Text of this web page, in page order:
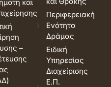
και
–
Περιφερειακή
Ενότητα
Δράμας
Ειδική
Υπηρεσίας
Διαχείρισης
Ε.Π.